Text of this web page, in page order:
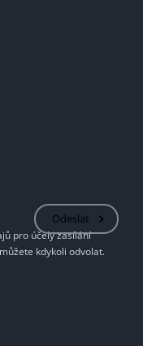
Odeslat
pro účely zasílání
kdykoli odvolat.